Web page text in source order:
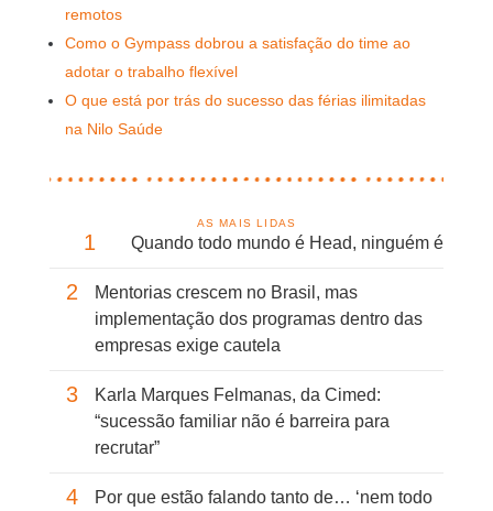
remotos
Como o Gympass dobrou a satisfação do time ao
adotar o trabalho flexível
O que está por trás do sucesso das férias ilimitadas
na Nilo Saúde
AS MAIS LIDAS
1 Quando todo mundo é Head, ninguém é
2
Mentorias crescem no Brasil, mas
implementação dos programas dentro das
empresas exige cautela
3
Karla Marques Felmanas, da Cimed:
“sucessão familiar não é barreira para
recrutar”
4
Por que estão falando tanto de… ‘nem todo